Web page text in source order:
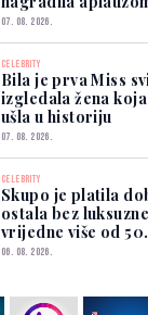
07. 08. 2026.
CELEBRITY
Bila je prva Miss
izgledala žena
ušla u historiju
07. 08. 2026.
CELEBRITY
Skupo je platila
ostala bez
vrijedne više od
06. 08. 2026.